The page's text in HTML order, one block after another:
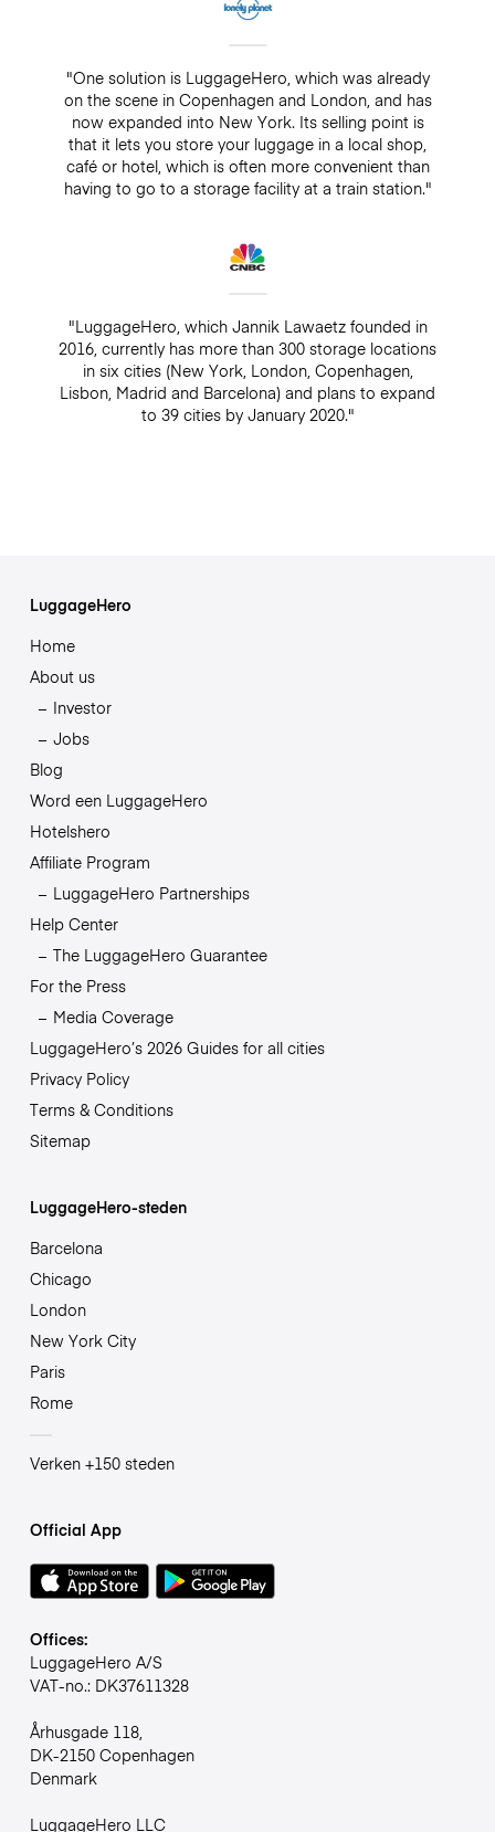
"One solution is LuggageHero, which was already
on the scene in Copenhagen and London, and has
now expanded into New York. Its selling point is
that it lets you store your luggage in a local shop,
café or hotel, which is often more convenient than
having to go to a storage facility at a train station."
"LuggageHero, which Jannik Lawaetz founded in
2016, currently has more than 300 storage locations
in six cities (New York, London, Copenhagen,
Lisbon, Madrid and Barcelona) and plans to expand
to 39 cities by January 2020."
LuggageHero
Home
About us
Investor
Jobs
Blog
Word een LuggageHero
Hotelshero
Affiliate Program
LuggageHero Partnerships
Help Center
The LuggageHero Guarantee
For the Press
Media Coverage
LuggageHero’s 2026 Guides for all cities
Privacy Policy
Terms & Conditions
Sitemap
LuggageHero-steden
Barcelona
Chicago
London
New York City
Paris
Rome
Verken +150 steden
Official App
Offices:
LuggageHero A/S
VAT-no.: DK37611328
Århusgade 118,
DK-2150 Copenhagen
Denmark
LuggageHero LLC